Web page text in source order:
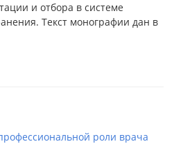
и отбора в системе
Текст монографии дан в
роли врача